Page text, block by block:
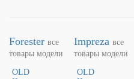
Forester все
товары модели
OLD
Impreza все
товары модели
OLD